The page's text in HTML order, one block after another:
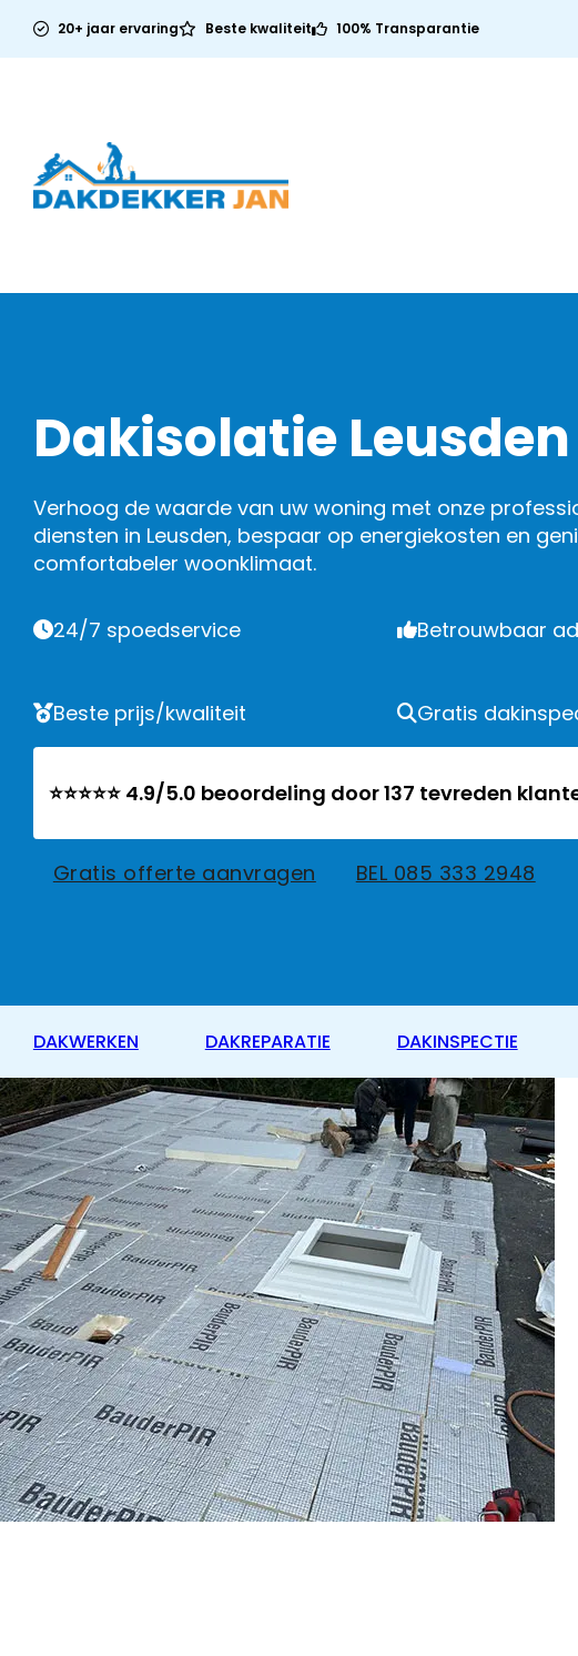
20+ jaar ervaring Beste kwaliteit 100% Transparantie
Dakisolatie Leusden
Verhoog de waarde van uw woning met onze
diensten in Leusden, bespaar op energiekosten en
comfortabeler woonklimaat.
24/7 spoedservice Betrouwbaar
Beste prijs/kwaliteit Gratis
⭐⭐⭐⭐⭐ 4.9/5.0 beoordeling door 137 tevreden
Gratis offerte aanvragen BEL 085 333 2948
DAKWERKEN DAKREPARATIE DAKINSPECTIE